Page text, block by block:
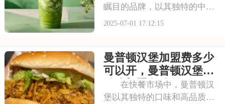
瞩目的品牌，以其独特的中式
茶饮风格和深厚的文化底蕴，
格和温馨的氛围让人仿佛穿越
时空，感受到浓厚的茶文化。
每一款茶饮都选用上
2025-07-01 17:12:15
曼普顿汉堡加盟费多少
可以开，曼普顿汉堡有
什么加盟条件呀
在快餐市场中，曼普顿汉
堡以其独特的口味和高品质的